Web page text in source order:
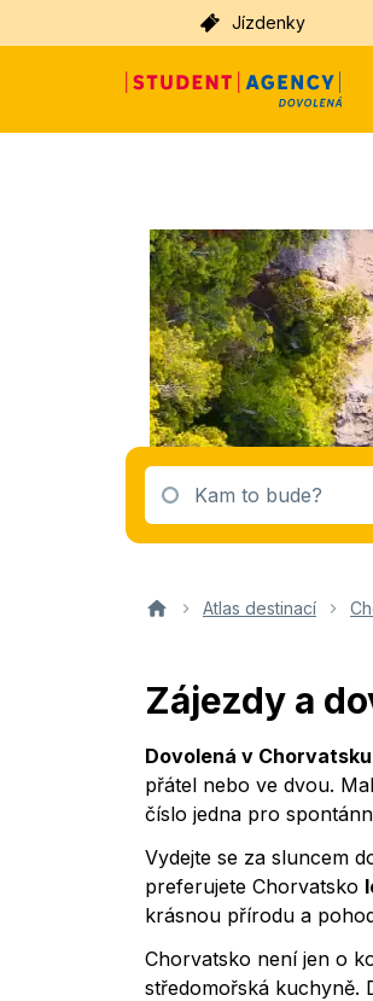
Jízdenky
Kam to bude?
Atlas destinací
Zájezdy a
Dovolená v Chorvatsku
přátel nebo ve dvou.
číslo jedna pro
Vydejte se za sluncem
preferujete Chorvatsko
krásnou přírodu a
Chorvatsko není jen o
středomořská kuchyně.